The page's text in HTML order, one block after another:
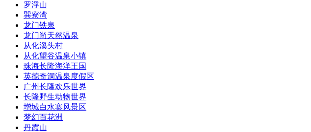
罗浮山
巽寮湾
龙门铁泉
龙门尚天然温泉
从化溪头村
从化望谷温泉小镇
珠海长隆海洋王国
英德奇洞温泉度假区
广州长隆欢乐世界
长隆野生动物世界
增城白水寨风景区
梦幻百花洲
丹霞山